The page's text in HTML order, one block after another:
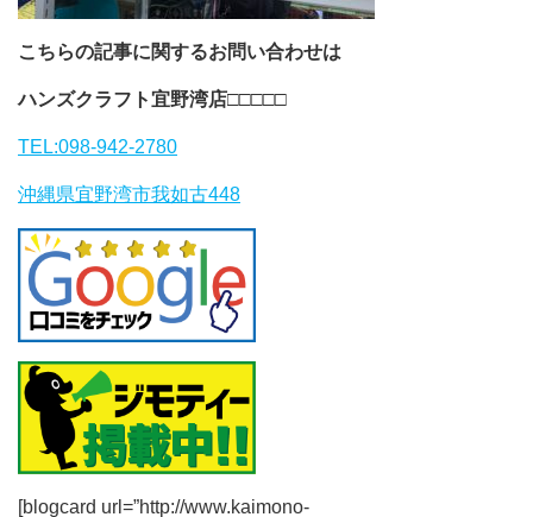
こちらの記事に関するお問い合わせは
ハンズクラフト宜野湾店□□□□□
TEL:098-942-2780
沖縄県宜野湾市我如古448
[blogcard url=”http://www.kaimono-